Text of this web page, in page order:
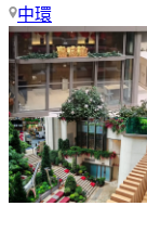
中環